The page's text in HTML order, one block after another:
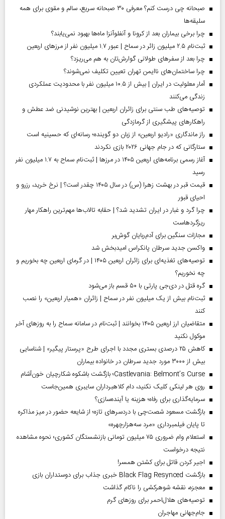
صبحانه چی درست کنم؟ معرفی ۳۰ صبحانه سریع، سالم و مقوی برای همه
سلیقه‌ها
چرا برخی بیماران بعد از کرونا و آنفلوآنزا ماه‌ها بهبود نمی‌یابند؟
ثبت‌نام ۲.۵ میلیون زائر در سماح | عبور ۱.۷ میلیون نفر از مرز‌های اربعین
چرا بعد از سفرهای طولانی گوارش‌تان به هم می‌ریزد؟
چرا ساختمان‌های ناایمن تهران تعیین تکلیف نمی‌شوند؟
آمار معلولیت در ایران | بیش از ۱۰.۵ میلیون نفر با محدودیت عملکردی
زندگی می‌کنند
توصیه‌های طب سنتی برای زائران اربعین | بهترین نوشیدنی ضد عطش و
راهکارهای پیشگیری از گرمازدگی
راز ماندگاری «رادیو اربعین» از زبان دو گوینده؛ رسانه‌ای که حسینیه است
ستارگانی که در جام جهانی ۲۰۲۶ بازی نکردند
آغاز رسمی برنامه‌های اربعین ۱۴۰۵ در مرز‌ها | ثبت‌نام سماح به ۱.۷ میلیون نفر
رسید
قیمت قبر در بهشت زهرا (س) در سال ۱۴۰۵ چقدر است؟ | نرخ خرید، رزرو و
احیای قبور
چرا گرد و غبار در ایران تشدید شد؟ | حقابه تالاب‌ها مهم‌ترین راهکار مهار
ریزگردهاست
مجازات سنگین برای آدم‌ربایان گوش‌بر
واکسن جدید سرطان پانکراس امیدبخش شد
توصیه‌های تغذیه‌ای برای زائران اربعین ۱۴۰۵ | در گرمای اربعین چه بخوریم و
چه نخوریم؟
گره قتل در دی‌جی پارتی با ۵۰ قسم باز می‌شود
ثبت‌نام بیش از یک میلیون نفر در سماح | زائران «همیار اربعین» را نصب
کنند
متقاضیان ارز اربعین ۱۴۰۵ بخوانند | ثبت‌نام در سامانه سماح را به روز‌های آخر
موکول نکنید
کاهش ۲۵ درصدی بستری مجدد با اجرای طرح «پرستار پیگیر» | شناسایی
بیش از ۳۰۰۰ مورد جدید سرطان در خانواده بیماران
Castlevania: Belmont’s Curse؛ بازگشت باشکوه شکارچیان خون‌آشام
روی هر لینکی کلیک نکنید، دام کلاهبرداران سایبری همین‌جاست
سرمایه‌گذاری برای رفاه؛ هزینه یا آینده‌سازی؟
بازگشت مسعود شصت‌چی با دردسر‌های تازه؛ از شایعه حضور در میز مذاکره
تا پایان فیلمبرداری «مرد سه‌هزارچهره»
استعلام وام ضروری ۷۵ میلیون تومانی بازنشستگان کشوری؛ نحوه مشاهده
نتیجه درخواست
اجیر کردن قاتل برای کشتن همسر!
بازگشت Black Flag Resynced خبری جذاب برای دوستداران بازی
معجزه، نقشه شوهرکشی را ناکام گذاشت
توصیه‌های هلال‌احمر برای روز‌های گرم
جام‌جهانی مهاجران